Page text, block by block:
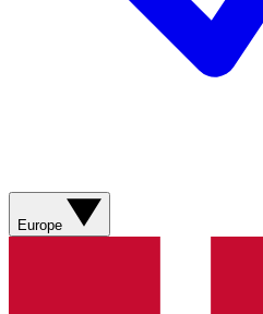
Europe